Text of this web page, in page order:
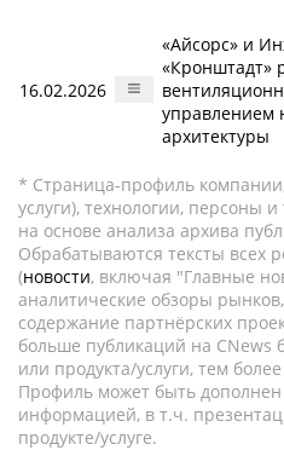
16.02.2026
«Айсорс» и
«Кронштадт»
управлением
архитектуры
* Страница-профиль
услуги), технологии, персоны
на основе анализа архива
Обрабатываются тексты всех
(новости, включая "Главные
аналитические обзоры
содержание партнёрских
больше публикаций на
или продукта/услуги, тем
Профиль может быть
информацией, в т.ч.
продукте/услуге.